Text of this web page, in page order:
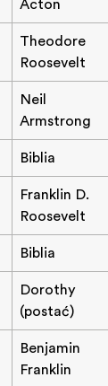
Acton
Theodore
Roosevelt
Neil
Armstrong
Biblia
Franklin D.
Roosevelt
Biblia
Dorothy
(postać)
Benjamin
Franklin